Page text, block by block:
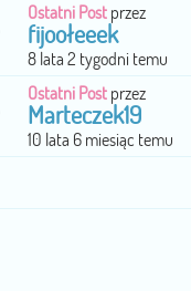
Ostatni Post przez
fijoołeeek
8 lata 2 tygodni temu
Ostatni Post przez
Marteczek19
10 lata 6 miesiąc temu